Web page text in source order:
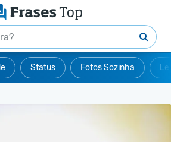
Status Fotos Sozinha